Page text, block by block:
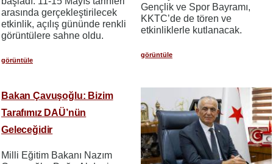
arasında gerçekleştirilecek
etkinlik, açılış gününde renkli
görüntülere sahne oldu.
görüntüle
Gençlik ve Spor Bayramı,
KKTC’de de tören ve
etkinliklerle kutlanacak.
görüntüle
Bakan Çavuşoğlu: Bizim
Tarafımız DAÜ’nün
Geleceğidir
Milli Eğitim Bakanı Nazım